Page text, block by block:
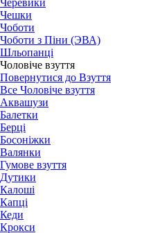
Черевики
Чешки
Чоботи
Чоботи з Піни (ЭВА)
Шльопанці
Чоловіче взуття
Повернутися до Взуття
Все Чоловіче взуття
Аквашузи
Балетки
Берці
Босоніжки
Валянки
Гумове взуття
Дутики
Калоші
Капці
Кеди
Крокси